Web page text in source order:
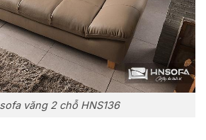
văng 2 chỗ HNS136